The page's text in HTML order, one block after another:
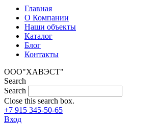
Главная
О Компании
Наши объекты
Каталог
Блог
Контакты
ООО"ХАВЭСТ"
Search
Search
Close this search box.
+7 915 345-50-65
Вход